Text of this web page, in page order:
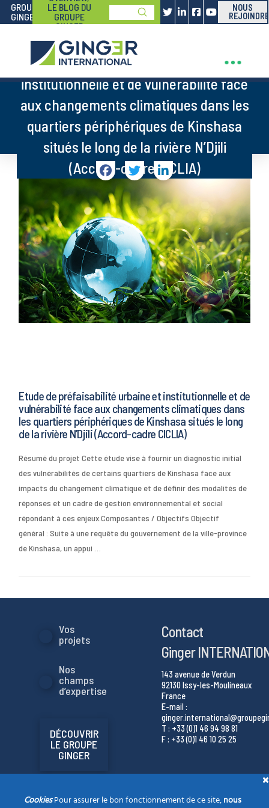
GROUPE
GINGER
LE BLOG DU
GROUPE
GINGER
Search
Submit
NOUS
REJOINDRE
Etude de préfaisabilité urbaine et
institutionnelle et de vulnérabilité face
aux changements climatiques dans les
quartiers périphériques de Kinshasa
situés le long de la rivière N’Djili
(Accord-cadre CICLIA)
Etude de préfaisabilité urbaine et institutionnelle et de
vulnérabilité face aux changements climatiques dans
les quartiers périphériques de Kinshasa situés le long
de la rivière N’Djili (Accord-cadre CICLIA)
Résumé du projet Cette étude vise à fournir un diagnostic initial
des vulnérabilités de certains quartiers de Kinshasa face aux
impacts du changement climatique et de définir des modalités de
réponses et un cadre de gestion environnemental et social
répondant à ces enjeux.Composantes / Objectifs Objectif
général : Suite à une requête du gouvernement de la ville-province
de Kinshasa, un appui …
Vos
projets
Nos
champs
d’expertise
DÉCOUVRIR
LE GROUPE
GINGER
Contact
Ginger
143 avenue de Verdun
92130 Issy-les-Moulineaux
France
E-mail :
T : +33 (0)1 46 94 98 81
F : +33 (0)1 46 10 25 25
CookiesPour assurer le bon fonctionnement de ce site,nous